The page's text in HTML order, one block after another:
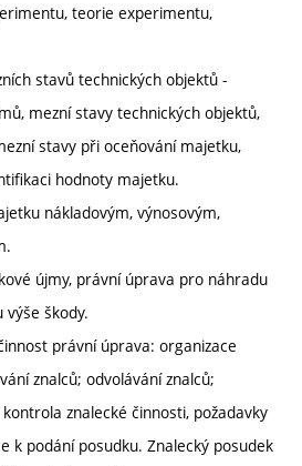
teorie experimentu,
stavů technických objektů -
mezní stavy technických objektů,
stavy při oceňování majetku,
hodnoty majetku.
nákladovým, výnosovým,
újmy, právní úprava pro náhradu
výše škody.
právní úprava: organizace
znalců; odvolávání znalců;
znalecké činnosti, požadavky
k podání posudku. Znalecký posudek